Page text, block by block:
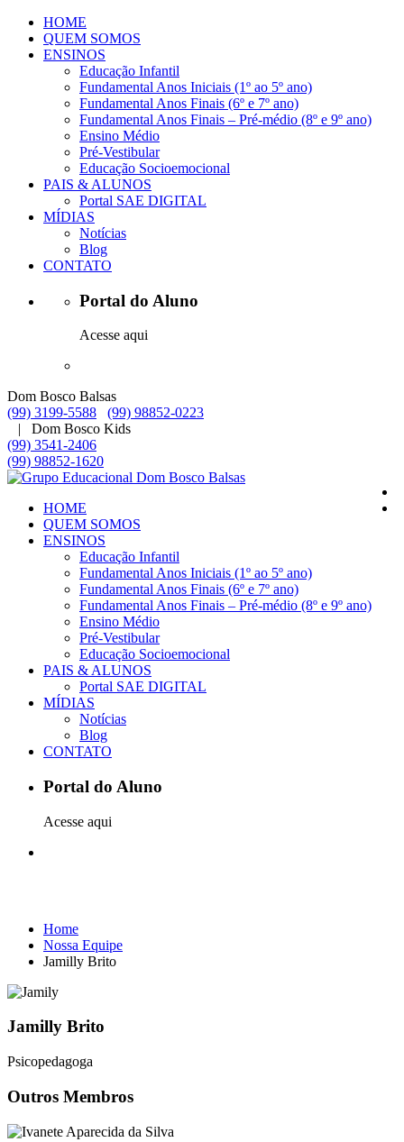
HOME
QUEM SOMOS
ENSINOS
Educação Infantil
Fundamental Anos Iniciais (1º ao 5º ano)
Fundamental Anos Finais (6º e 7º ano)
Fundamental Anos Finais – Pré-médio (8º e 9º ano)
Ensino Médio
Pré-Vestibular
Educação Socioemocional
PAIS & ALUNOS
Portal SAE DIGITAL
MÍDIAS
Notícias
Blog
CONTATO
Portal do Aluno
Acesse aqui
Dom Bosco Balsas
(99) 3199-5588
(99) 98852-0223
| Dom Bosco Kids
(99) 3541-2406
(99) 98852-1620
HOME
QUEM SOMOS
ENSINOS
Educação Infantil
Fundamental Anos Iniciais (1º ao 5º ano)
Fundamental Anos Finais (6º e 7º ano)
Fundamental Anos Finais – Pré-médio (8º e 9º ano)
Ensino Médio
Pré-Vestibular
Educação Socioemocional
PAIS & ALUNOS
Portal SAE DIGITAL
MÍDIAS
Notícias
Blog
CONTATO
Portal do Aluno
Acesse aqui
Home
Nossa Equipe
Jamilly Brito
Jamilly Brito
Psicopedagoga
Outros Membros